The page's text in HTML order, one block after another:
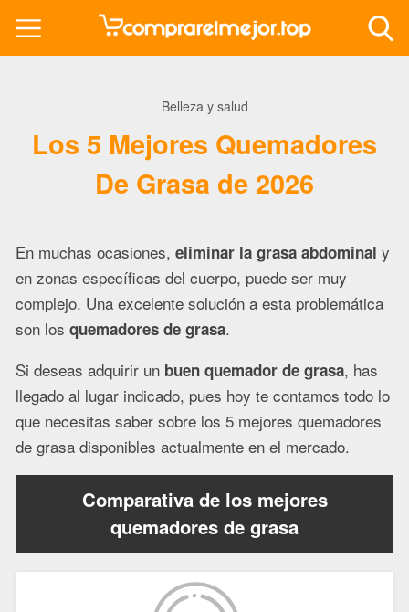
Belleza y salud
Los 5 Mejores Quemadores
De Grasa de 2026
En muchas ocasiones, eliminar la grasa abdominal y
en zonas específicas del cuerpo, puede ser muy
complejo. Una excelente solución a esta problemática
son los quemadores de grasa.
Si deseas adquirir un buen quemador de grasa, has
llegado al lugar indicado, pues hoy te contamos todo lo
que necesitas saber sobre los 5 mejores quemadores
de grasa disponibles actualmente en el mercado.
Comparativa de los mejores
quemadores de grasa